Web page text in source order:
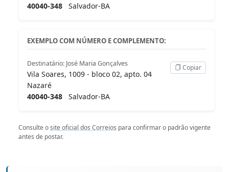
40040-348 Salvador-BA
EXEMPLO COM NÚMERO E COMPLEMENTO:
Destinatário: José Maria Gonçalves
Vila Soares, 1009 - bloco 02, apto. 04
Nazaré
40040-348 Salvador-BA
Copiar
Consulte osite oficial dos Correios para confirmar o padrão vigente
antes de postar.